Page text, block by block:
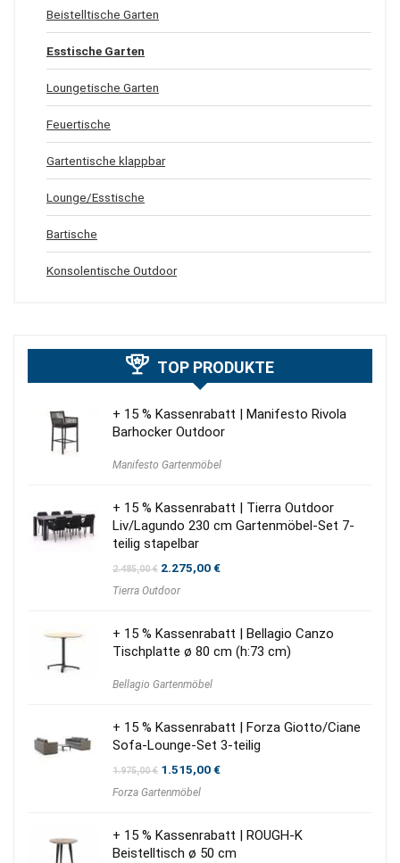
Beistelltische Garten
Esstische Garten
Loungetische Garten
Feuertische
Gartentische klappbar
Lounge/Esstische
Bartische
Konsolentische Outdoor
TOP PRODUKTE
+ 15 % Kassenrabatt | Manifesto Rivola
Barhocker Outdoor
Manifesto Gartenmöbel
+ 15 % Kassenrabatt | Tierra Outdoor
Liv/Lagundo 230 cm Gartenmöbel-Set 7-
teilig stapelbar
2.485,00€ Ursprünglicher
war:
2.275,00€Aktueller
Tierra Outdoor
+ 15 % Kassenrabatt | Bellagio Canzo
Tischplatte ø 80 cm (h:73 cm)
Bellagio Gartenmöbel
+ 15 % Kassenrabatt | Forza Giotto/Ciane
Sofa-Lounge-Set 3-teilig
1.975,00€ Ursprünglicher
war:
1.515,00€Aktueller
Forza Gartenmöbel
+ 15 % Kassenrabatt | ROUGH-K
Beistelltisch ø 50 cm